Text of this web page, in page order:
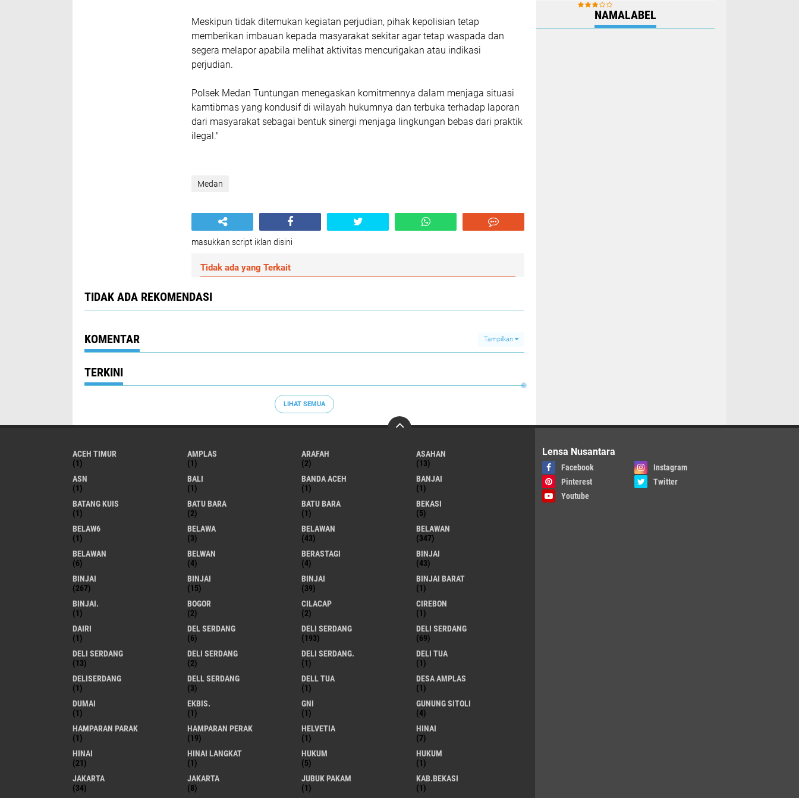
Meskipun tidak ditemukan kegiatan perjudian, pihak kepolisian tetap
memberikan imbauan kepada masyarakat sekitar agar tetap waspada dan
segera melapor apabila melihat aktivitas mencurigakan atau indikasi
perjudian.
Polsek Medan Tuntungan menegaskan komitmennya dalam menjaga situasi
kamtibmas yang kondusif di wilayah hukumnya dan terbuka terhadap laporan
dari masyarakat sebagai bentuk sinergi menjaga lingkungan bebas dari praktik
ilegal."
Medan
masukkan script iklan disini
Tidak ada yang Terkait
TIDAK ADA REKOMENDASI
KOMENTAR Tampilkan
TERKINI
LIHAT SEMUA
NAMALABEL
ACEH TIMUR
(1)
AMPLAS
(1)
ARAFAH
(2)
ASAHAN
(13)
ASN
(1)
BALI
(1)
BANDA ACEH
(1)
BANJAI
(1)
BATANG KUIS
(1)
BATU BARA
(2)
BATU BARA
(1)
BEKASI
(5)
BELAW6
(1)
BELAWA
(3)
BELAWAN
(43)
BELAWAN
(347)
BELAWAN
(6)
BELWAN
(4)
BERASTAGI
(4)
BINJAI
(43)
BINJAI
(267)
BINJAI
(15)
BINJAI
(39)
BINJAI BARAT
(1)
BINJAI.
(1)
BOGOR
(2)
CILACAP
(2)
CIREBON
(1)
DAIRI
(1)
DEL SERDANG
(6)
DELI SERDANG
(193)
DELI SERDANG
(69)
DELI SERDANG
(13)
DELI SERDANG
(2)
DELI SERDANG.
(1)
DELI TUA
(1)
DELISERDANG
(1)
DELL SERDANG
(3)
DELL TUA
(1)
DESA AMPLAS
(1)
DUMAI
(1)
EKBIS.
(1)
GNI
(1)
GUNUNG SITOLI
(4)
HAMPARAN PARAK
(1)
HAMPARAN PERAK
(19)
HELVETIA
(1)
HINAI
(7)
HINAI
(21)
HINAI LANGKAT
(1)
HUKUM
(5)
HUKUM
(1)
JAKARTA
(34)
JAKARTA
(8)
JUBUK PAKAM
(1)
KAB.BEKASI
(1)
Lensa Nusantara
Facebook
Instagram
Pinterest
Twitter
Youtube